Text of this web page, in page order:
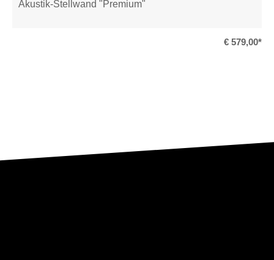
Akustik-Stellwand "Premium"
€ 579,00*